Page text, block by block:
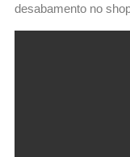
desabamento no